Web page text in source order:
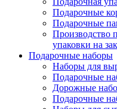
Подарочные
Подарочные
Производство
упаковки на
Подарочные наборы
Наборы для
Подарочные
Дорожные
Подарочные